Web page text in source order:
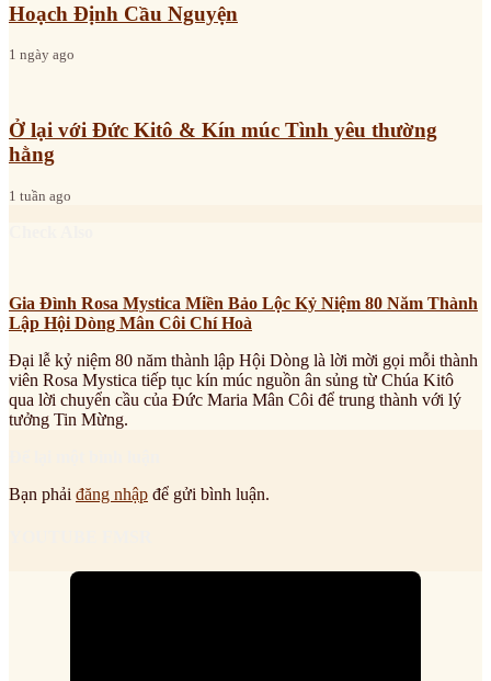
Hoạch Định Cầu Nguyện
1 ngày ago
Ở lại với Đức Kitô & Kín múc Tình yêu thường
hằng
1 tuần ago
Gia Đình Rosa Mystica Miền Bảo Lộc Kỷ Niệm 80 Năm Thành
Lập Hội Dòng Mân Côi Chí Hoà
Đại lễ kỷ niệm 80 năm thành lập Hội Dòng là lời mời gọi mỗi thành
viên Rosa Mystica tiếp tục kín múc nguồn ân sủng từ Chúa Kitô
qua lời chuyển cầu của Đức Maria Mân Côi để trung thành với lý
tưởng Tin Mừng.
Bạn phải đăng nhập để gửi bình luận.